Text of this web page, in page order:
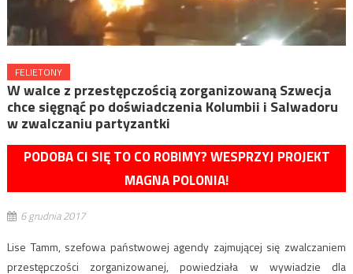
FELIETONY
W walce z przestępczością zorganizowaną Szwecja
chce sięgnąć po doświadczenia Kolumbii i Salwadoru
w zwalczaniu partyzantki
PODOBA CI SIĘ TO CO ROBIMY? WESPRZYJ PROJEKT
MAGNA POLONIA!
6 grudnia 2017
Lise Tamm, szefowa państwowej agendy zajmującej się zwalczaniem
przestępczości zorganizowanej, powiedziała w wywiadzie dla